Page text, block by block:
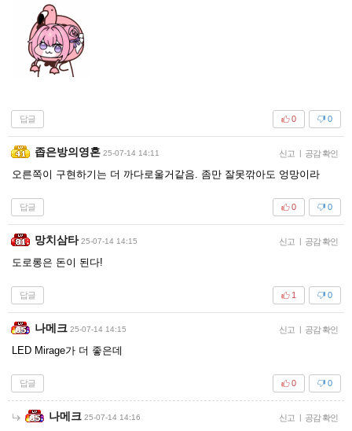
답글 0
0
좁은방의영혼 25-07-14 14:11 신고 | 공감 확인
오른쪽이 구현하기는 더 까다로울거같음. 좀만 잘못깎아도 엉망이라
답글 0
0
망치삼타 25-07-14 14:15 신고 | 공감 확인
도로롱은 돈이 된다!
답글 0
1
나메크 25-07-14 14:15 신고 | 공감 확인
LED Mirage가 더 좋은데
답글 0
0
나메크 25-07-14 14:16 신고 | 공감 확인